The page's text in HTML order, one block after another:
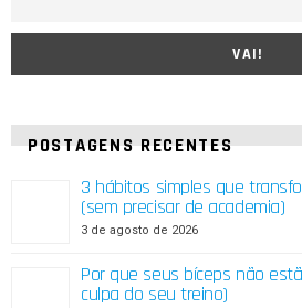
POSTAGENS RECENTES
3 hábitos simples que
(sem precisar de academia)
3 de agosto de 2026
Por que seus bíceps não
culpa do seu treino)